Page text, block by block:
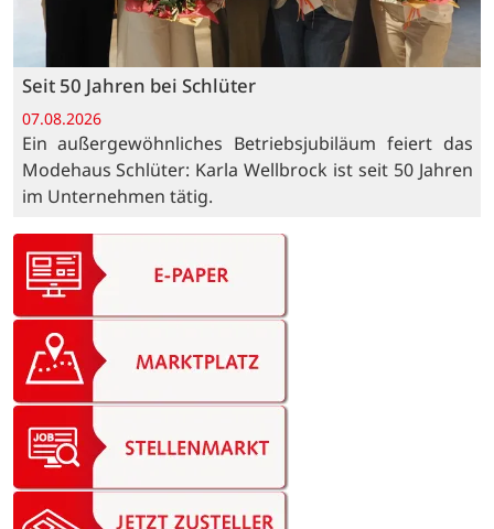
Seit 50 Jahren bei Schlüter
07.08.2026
Ein außergewöhnliches Betriebsjubiläum feiert das
Modehaus Schlüter: Karla Wellbrock ist seit 50 Jahren
im Unternehmen tätig.